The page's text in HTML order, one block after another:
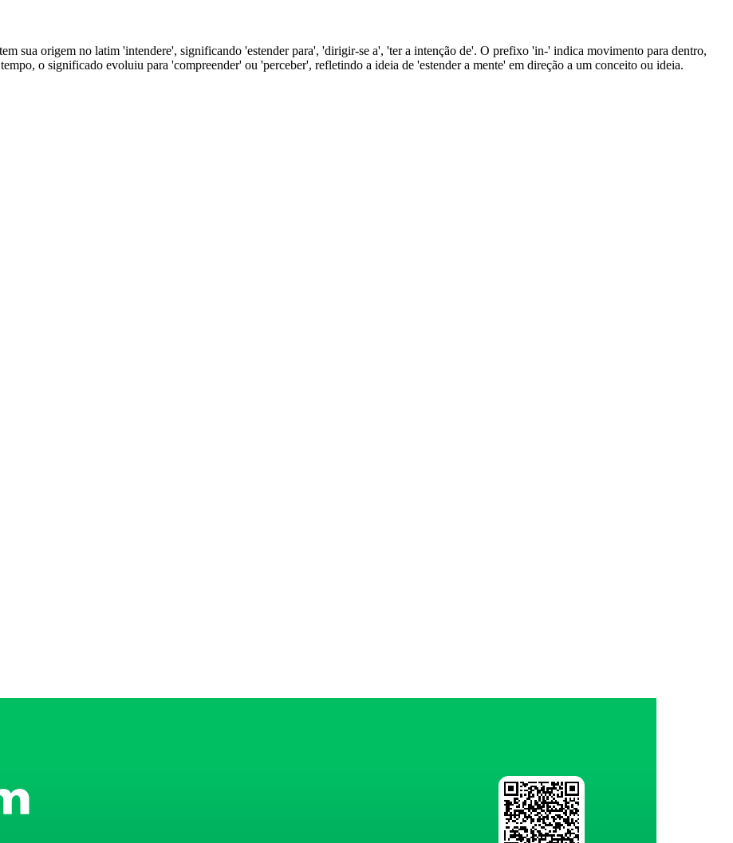
sua origem no latim 'intendere', significando 'estender para', 'dirigir-se a', 'ter a intenção de'. O prefixo 'in-' indica movimento para dentro,
o significado evoluiu para 'compreender' ou 'perceber', refletindo a ideia de 'estender a mente' em direção a um conceito ou ideia.